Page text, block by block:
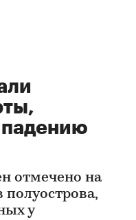
отмечено на
полуострова,
у